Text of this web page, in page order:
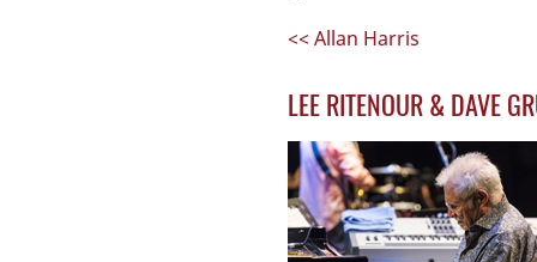
<< Allan Harris
LEE RITENOUR & DAVE